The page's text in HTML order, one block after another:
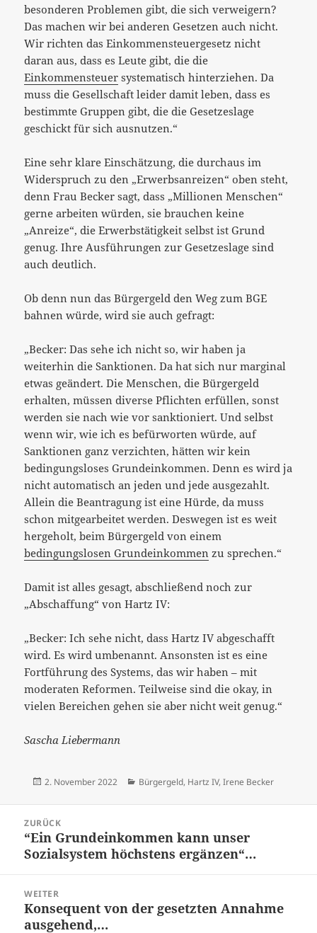
besonderen Problemen gibt, die sich verweigern?
Das machen wir bei anderen Gesetzen auch nicht.
Wir richten das Einkommensteuergesetz nicht
daran aus, dass es Leute gibt, die die
Einkommensteuer systematisch hinterziehen. Da
muss die Gesellschaft leider damit leben, dass es
bestimmte Gruppen gibt, die die Gesetzeslage
geschickt für sich ausnutzen.“
Eine sehr klare Einschätzung, die durchaus im
Widerspruch zu den „Erwerbsanreizen“ oben steht,
denn Frau Becker sagt, dass „Millionen Menschen“
gerne arbeiten würden, sie brauchen keine
„Anreize“, die Erwerbstätigkeit selbst ist Grund
genug. Ihre Ausführungen zur Gesetzeslage sind
auch deutlich.
Ob denn nun das Bürgergeld den Weg zum BGE
bahnen würde, wird sie auch gefragt:
„Becker: Das sehe ich nicht so, wir haben ja
weiterhin die Sanktionen. Da hat sich nur marginal
etwas geändert. Die Menschen, die Bürgergeld
erhalten, müssen diverse Pflichten erfüllen, sonst
werden sie nach wie vor sanktioniert. Und selbst
wenn wir, wie ich es befürworten würde, auf
Sanktionen ganz verzichten, hätten wir kein
bedingungsloses Grundeinkommen. Denn es wird ja
nicht automatisch an jeden und jede ausgezahlt.
Allein die Beantragung ist eine Hürde, da muss
schon mitgearbeitet werden. Deswegen ist es weit
hergeholt, beim Bürgergeld von einem
bedingungslosen Grundeinkommen zu sprechen.“
Damit ist alles gesagt, abschließend noch zur
„Abschaffung“ von Hartz IV:
„Becker: Ich sehe nicht, dass Hartz IV abgeschafft
wird. Es wird umbenannt. Ansonsten ist es eine
Fortführung des Systems, das wir haben – mit
moderaten Reformen. Teilweise sind die okay, in
vielen Bereichen gehen sie aber nicht weit genug.“
Sascha Liebermann
Veröffentlicht
2. November 2022 Kategorien
Bürgergeld, Hartz IV, Irene Becker
Navigation
ZURÜCK
Vorheriger
Beitrag:
“Ein Grundeinkommen kann unser
Sozialsystem höchstens ergänzen“…
WEITER
Nächster
Beitrag:
Konsequent von der gesetzten Annahme
ausgehend,…